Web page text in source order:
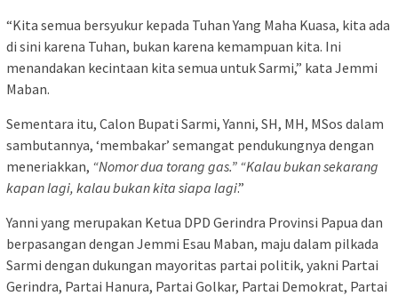
“Kita semua bersyukur kepada Tuhan Yang Maha Kuasa, kita ada
di sini karena Tuhan, bukan karena kemampuan kita. Ini
menandakan kecintaan kita semua untuk Sarmi,” kata Jemmi
Maban.
Sementara itu, Calon Bupati Sarmi, Yanni, SH, MH, MSos dalam
sambutannya, ‘membakar’ semangat pendukungnya dengan
meneriakkan, “Nomor dua torang gas.” “Kalau bukan sekarang
kapan lagi, kalau bukan kita siapa lagi.”
Yanni yang merupakan Ketua DPD Gerindra Provinsi Papua dan
berpasangan dengan Jemmi Esau Maban, maju dalam pilkada
Sarmi dengan dukungan mayoritas partai politik, yakni Partai
Gerindra, Partai Hanura, Partai Golkar, Partai Demokrat, Partai